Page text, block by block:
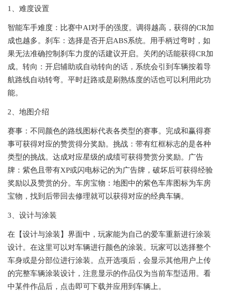
1、难度设置
智能车手难度：比赛中AI对手的强度。调得越高，获得的CR加
成也越多。刹车：选择是否开启ABS系统。用手柄过弯时，如
果无法准确控制刹车力度的话建议开启。关闭的话能获得CR加
成。转向：开启辅助或自动转向的话，系统会引到车辆按着导
航路线自动转弯。平时赶路或是刷熟练度的话也可以利用此功
能。
2、地图介绍
赛事：不同颜色的路线图标代表各类型的赛事。完成和赢得赛
事可获得对应的赞赏得分奖励。挑战：带有红框标志的是各种
类型的挑战。达成对应星级的成绩可获得赞赏分奖励。广告
牌：紫色且带有XP或闪电标记的为广告牌，破坏后可获得经验
奖励以及赞赏的分。车房宝物：地图中的紫色车库图标为车房
宝物，找到后带回去修理就可以获得对应的经典车辆。
3、设计与涂装
在【设计与涂装】界面中，玩家能为自己的爱车重新进行涂装
设计。在这里可以对车辆进行颜色的涂装。玩家可以选择整个
车身或是分部位进行涂装。点开选项后，会显示其他用户上传
的完整车辆涂装设计，注意显示的作品仅为当前车型适用。看
中某件作品后，点击即可下载并应用到车辆上。